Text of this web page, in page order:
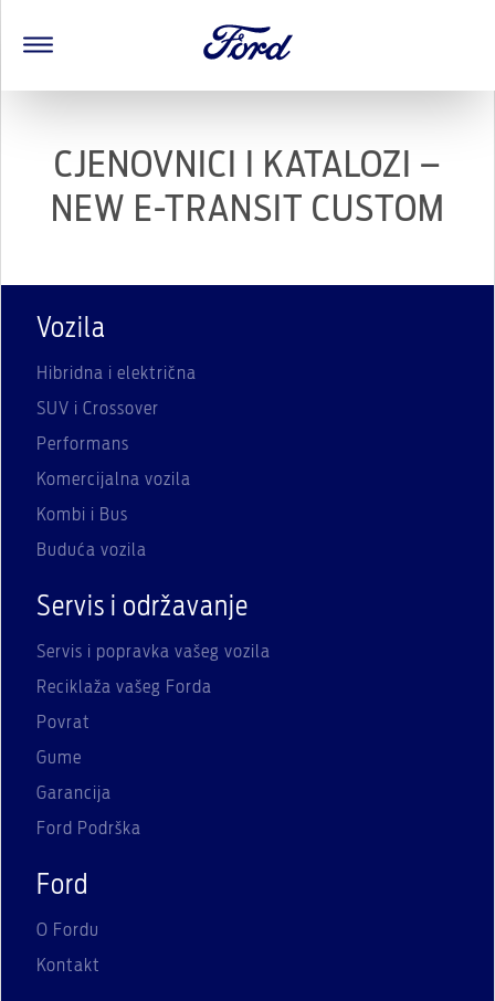
CJENOVNICI I KATALOZI –
NEW E-TRANSIT CUSTOM
Vozila
Hibridna i električna
SUV i Crossover
Performans
Komercijalna vozila
Kombi i Bus
Buduća vozila
Servis i održavanje
Servis i popravka vašeg vozila
Reciklaža vašeg Forda
Povrat
Gume
Garancija
Ford Podrška
Ford
O Fordu
Kontakt